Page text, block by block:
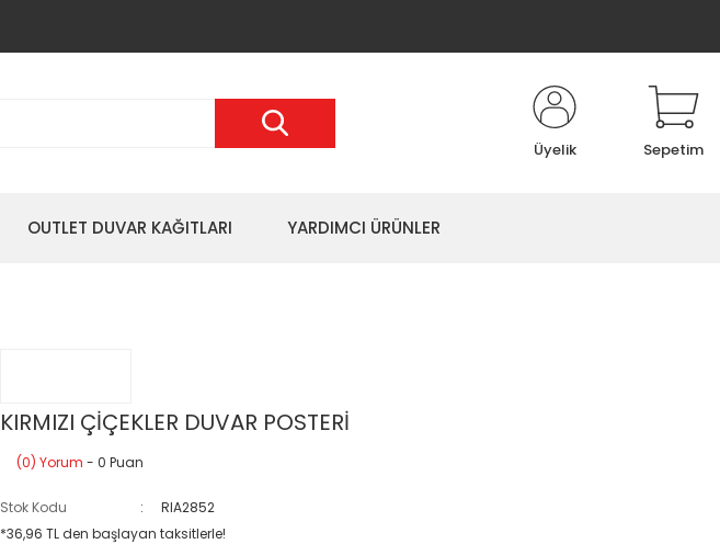
Üyelik Sepetim
OUTLET DUVAR KAĞITLARI YARDIMCI ÜRÜNLER
KIRMIZI ÇİÇEKLER DUVAR POSTERİ
(0) Yorum - 0 Puan
Stok Kodu
RIA2852
*36,96 TL den başlayan taksitlerle!